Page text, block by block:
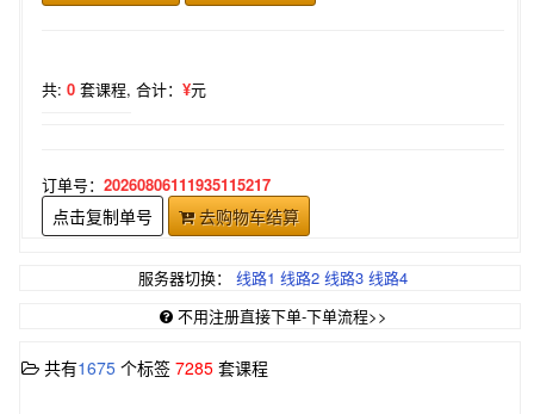
共: 0 套课程, 合计： ¥元
订单号： 20260806111935115217
点击复制单号 去购物车结算
服务器切换： 线路1 线路2 线路3 线路4
不用注册直接下单-下单流程>>
共有1675 个标签 7285 套课程